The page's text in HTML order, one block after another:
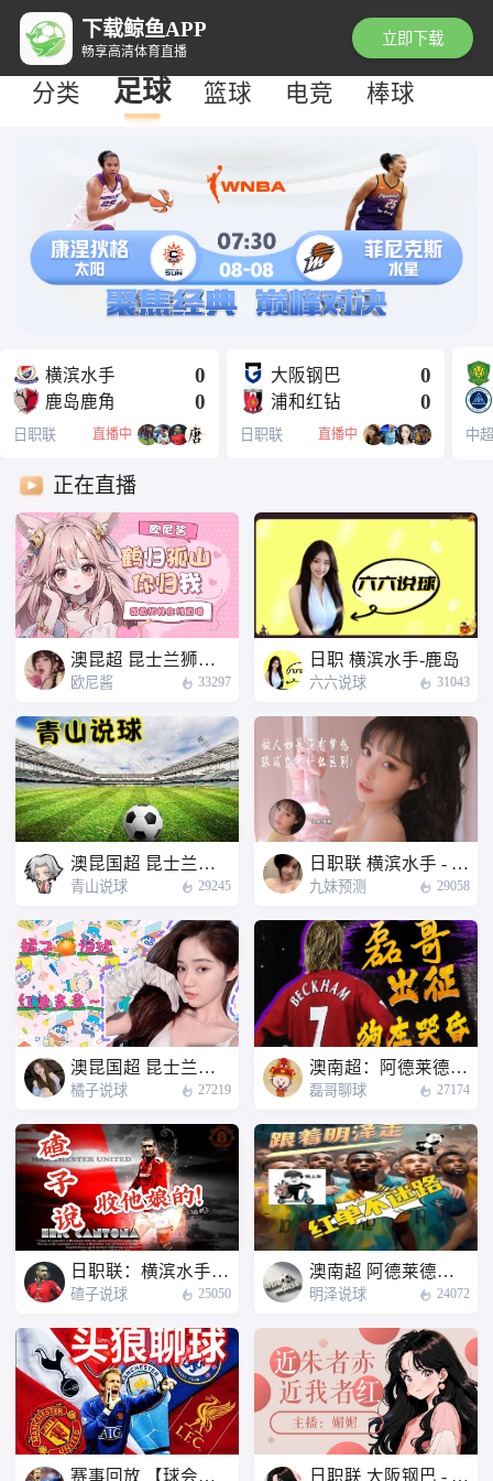
下载鲸鱼APP
畅享高清体育直播
立即下载
分类 足球 篮球 电竞 棒球
横滨水手 0
鹿岛鹿角 0
日职联 直播中
大阪钢巴 0
浦和红钻 0
日职联 直播中 中
正在直播
澳昆超 昆士兰狮队 - 布里斯班狮吼U23
欧尼酱 33297
日职 横滨水手-鹿岛
六六说球 31043
澳昆国超 昆士兰狮队 - 布里斯班狮吼U23
青山说球 29245
日职联 横滨水手 - 鹿岛鹿角
九妹预测 29058
澳昆国超 昆士兰狮队 - 布里斯班狮吼U23
橘子说球 27219
澳南超：阿德莱德彗星 - 地铁之星
磊哥聊球 27174
日职联：横滨水手vs鹿岛鹿角
碴子说球 25050
澳南超 阿德莱德市 - 普雷福特
明泽说球 24072
赛事回放 【球会友谊赛】阿森纳vs贝蒂斯 日职联 大阪钢巴 - 浦和红钻